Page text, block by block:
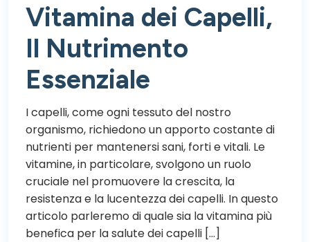
Vitamina dei Capelli,
Il Nutrimento
Essenziale
I capelli, come ogni tessuto del nostro
organismo, richiedono un apporto costante di
nutrienti per mantenersi sani, forti e vitali. Le
vitamine, in particolare, svolgono un ruolo
cruciale nel promuovere la crescita, la
resistenza e la lucentezza dei capelli. In questo
articolo parleremo di quale sia la vitamina più
benefica per la salute dei capelli […]